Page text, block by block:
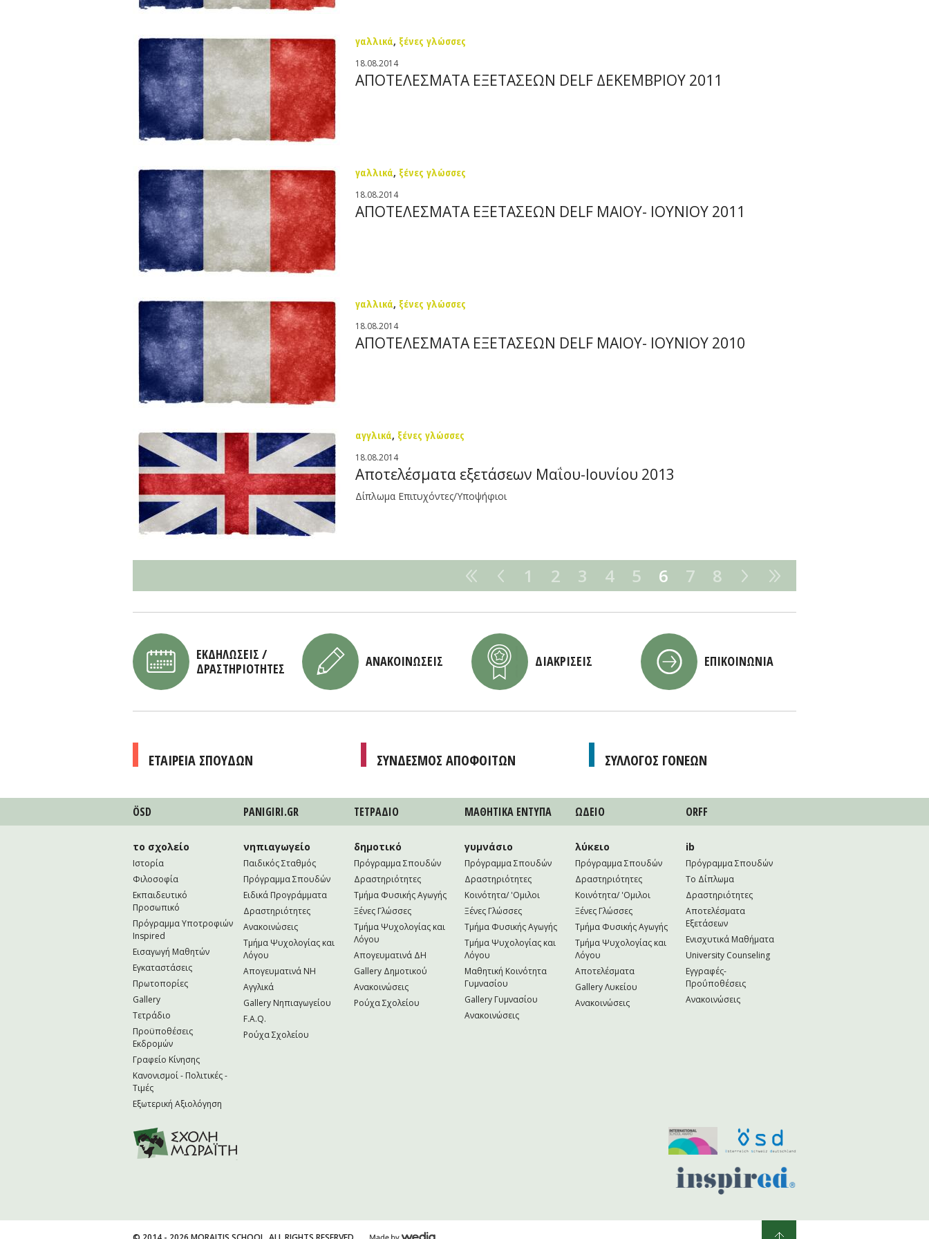
γαλλικά, ξένες γλώσσες
18.08.2014
ΑΠΟΤΕΛΕΣΜΑΤΑ ΕΞΕΤΑΣΕΩΝ DELF ΔΕΚΕΜΒΡΙΟΥ 2011
γαλλικά, ξένες γλώσσες
18.08.2014
ΑΠΟΤΕΛΕΣΜΑΤΑ ΕΞΕΤΑΣΕΩΝ DELF ΜΑΙΟΥ- ΙΟΥΝΙΟΥ 2011
γαλλικά, ξένες γλώσσες
18.08.2014
ΑΠΟΤΕΛΕΣΜΑΤΑ ΕΞΕΤΑΣΕΩΝ DELF ΜΑΙΟΥ- ΙΟΥΝΙΟΥ 2010
αγγλικά, ξένες γλώσσες
18.08.2014
Αποτελέσματα εξετάσεων Μαΐου-Ιουνίου 2013
Δίπλωμα Επιτυχόντες/Υποψήφιοι
1 2 3 4 5 6 7 8
ΕΚΔΗΛΩΣΕΙΣ /
ΔΡΑΣΤΗΡΙΟΤΗΤΕΣ
ΑΝΑΚΟΙΝΩΣΕΙΣ ΔΙΑΚΡΙΣΕΙΣ ΕΠΙΚΟΙΝΩΝΙΑ
ΕΤΑΙΡΕΙΑ ΣΠΟΥΔΩΝ ΣΥΝΔΕΣΜΟΣ ΑΠΟΦΟΙΤΩΝ ΣΥΛΛΟΓΟΣ ΓΟΝΕΩΝ
ÖSD PANIGIRI.GR ΤΕΤΡAΔΙΟ ΜΑΘΗΤΙΚA ΕΝΤΥΠΑ ΩΔΕΙΟ ORFF
το σχολείο
Ιστορία
Φιλοσοφία
Εκπαιδευτικό
Προσωπικό
Πρόγραμμα Υποτροφιών
Inspired
Εισαγωγή Μαθητών
Εγκαταστάσεις
Πρωτοπορίες
Gallery
Τετράδιο
Προϋποθέσεις
Εκδρομών
Γραφείο Κίνησης
Κανονισμοί - Πολιτικές -
Τιμές
Εξωτερική Αξιολόγηση
νηπιαγωγείο
Παιδικός Σταθμός
Πρόγραμμα Σπουδών
Ειδικά Προγράμματα
Δραστηριότητες
Ανακοινώσεις
Τμήμα Ψυχολογίας και
Λόγου
Απογευματινά NH
Αγγλικά
Gallery Νηπιαγωγείου
F.A.Q.
Ρούχα Σχολείου
δημοτικό
Πρόγραμμα Σπουδών
Δραστηριότητες
Τμήμα Φυσικής Αγωγής
Ξένες Γλώσσες
Τμήμα Ψυχολογίας και
Λόγου
Απογευματινά ΔΗ
Gallery Δημοτικού
Ανακοινώσεις
Ρούχα Σχολείου
γυμνάσιο
Πρόγραμμα Σπουδών
Δραστηριότητες
Κοινότητα/ 'Ομιλοι
Ξένες Γλώσσες
Τμήμα Φυσικής Αγωγής
Τμήμα Ψυχολογίας και
Λόγου
Μαθητική Κοινότητα
Γυμνασίου
Gallery Γυμνασίου
Ανακοινώσεις
λύκειο
Πρόγραμμα Σπουδών
Δραστηριότητες
Κοινότητα/ 'Ομιλοι
Ξένες Γλώσσες
Τμήμα Φυσικής Αγωγής
Τμήμα Ψυχολογίας και
Λόγου
Αποτελέσματα
Gallery Λυκείου
Ανακοινώσεις
ib
Πρόγραμμα Σπουδών
Το Δίπλωμα
Δραστηριότητες
Αποτελέσματα
Εξετάσεων
Ενισχυτικά Μαθήματα
University Counseling
Εγγραφές-
Προΰποθέσεις
Ανακοινώσεις